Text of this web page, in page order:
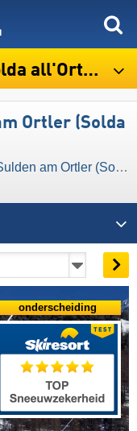
all'Ortles)
Ortler (Solda
am Ortler (Solda all'Ortles)
onderscheiding